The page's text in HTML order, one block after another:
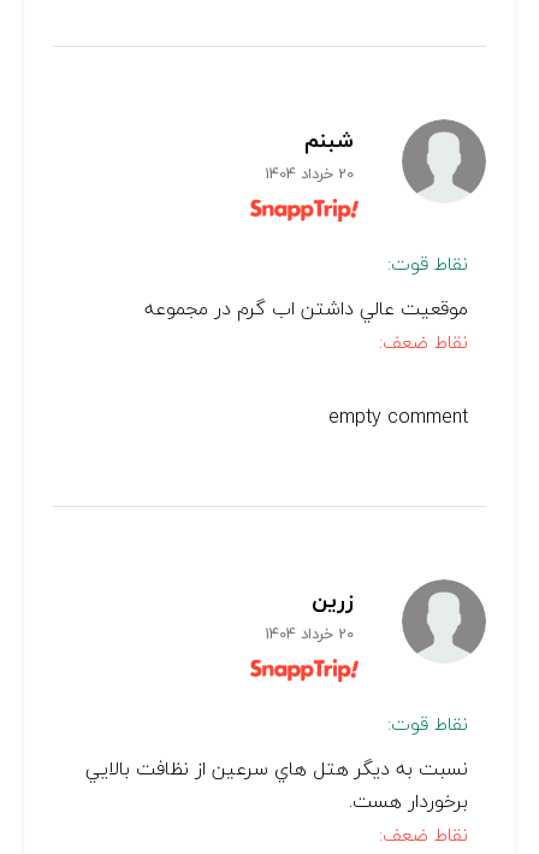
شبنم
20 خرداد 1404
نقاط قوت:
موقعيت عالي داشتن اب گرم در مجموعه
نقاط ضعف:
empty comment
زرین
20 خرداد 1404
نقاط قوت:
نسبت به ديگر هتل هاي سرعين از نظافت بالايي
برخوردار هست.
نقاط ضعف: